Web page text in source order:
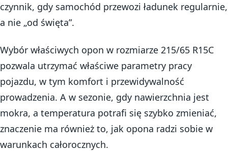
czynnik, gdy samochód przewozi ładunek regularnie,
a nie „od święta”.
Wybór właściwych opon w rozmiarze 215/65 R15C
pozwala utrzymać właściwe parametry pracy
pojazdu, w tym komfort i przewidywalność
prowadzenia. A w sezonie, gdy nawierzchnia jest
mokra, a temperatura potrafi się szybko zmieniać,
znaczenie ma również to, jak opona radzi sobie w
warunkach całorocznych.